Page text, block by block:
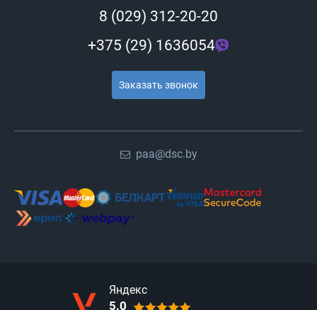
8 (029) 312-20-20
+375 (29) 1636054
Заказать звонок
paa@dsc.by
Яндекс
5.0